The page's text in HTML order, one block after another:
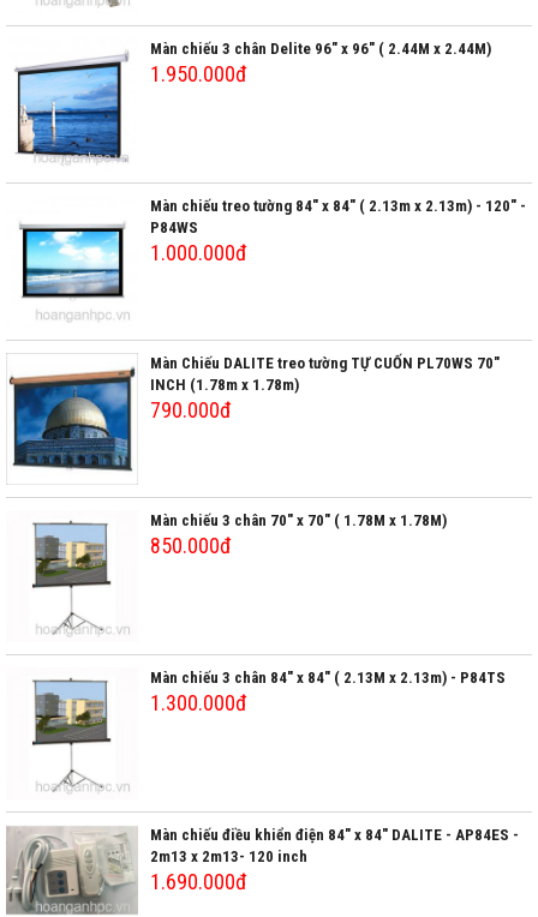
Màn chiếu 3 chân Delite 96" x 96" ( 2.44M x 2.44M)
1.950.000đ
Màn chiếu treo tường 84" x 84" ( 2.13m x 2.13m) - 120" -
P84WS
1.000.000đ
Màn Chiếu DALITE treo tường TỰ CUỐN PL70WS 70"
INCH (1.78m x 1.78m)
790.000đ
Màn chiếu 3 chân 70" x 70" ( 1.78M x 1.78M)
850.000đ
Màn chiếu 3 chân 84" x 84" ( 2.13M x 2.13m) - P84TS
1.300.000đ
Màn chiếu điều khiển điện 84" x 84" DALITE - AP84ES -
2m13 x 2m13- 120 inch
1.690.000đ